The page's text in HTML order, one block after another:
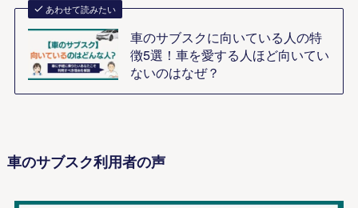
あわせて読みたい
車のサブスクに向いている人の特
徴5選！車を愛する人ほど向いてい
ないのはなぜ？
車のサブスク利用者の声